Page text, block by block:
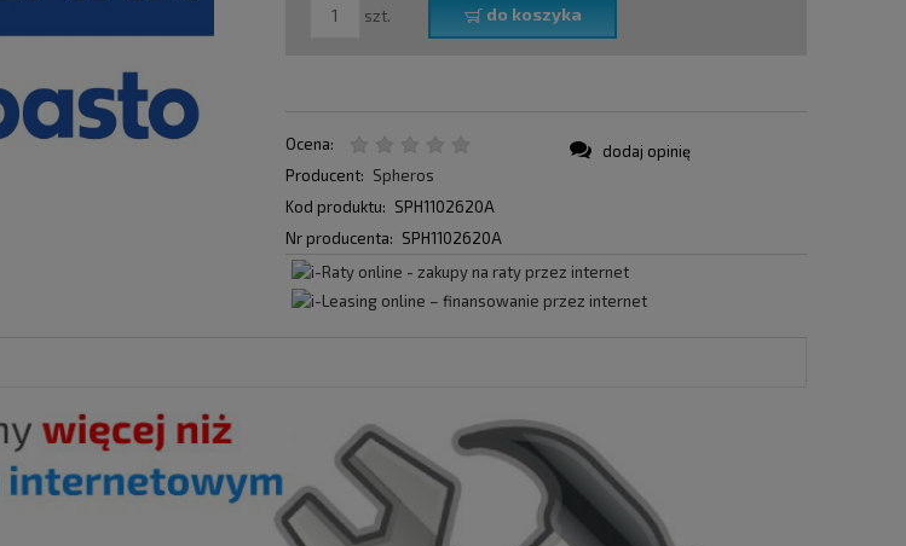
szt. do koszyka
Ocena:
Producent: Spheros
Kod produktu: SPH1102620A
Nr producenta: SPH1102620A
dodaj opinię